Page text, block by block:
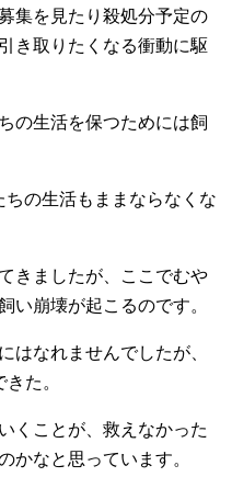
集を見たり殺処分予定の
き取りたくなる衝動に駆
の生活を保つためには飼
ちの生活もままならなくな
きましたが、ここでむや
い崩壊が起こるのです。
はなれませんでしたが、
た。
くことが、救えなかった
かなと思っています。